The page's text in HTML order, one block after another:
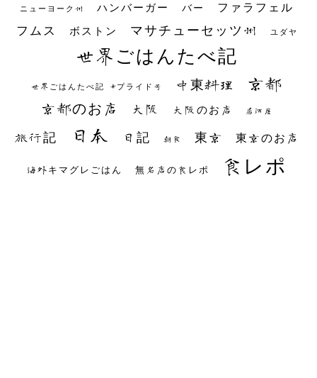
ニューヨーク州 ハンバーガー バー ファラフェル
フムス ボストン マサチューセッツ州 ユダヤ
世界ごはんたべ記
世界ごはんたべ記 #プライド号 中東料理 京都
京都のお店 大阪 大阪のお店 居酒屋
旅行記 日本 日記 朝食 東京 東京のお店
海外キマグレごはん 無名店の食レポ 食レポ